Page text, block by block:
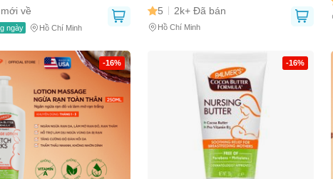
về
ngày Hồ Chí Minh
5 2k+ Đã bán
Hồ Chí Minh
-16% -16%